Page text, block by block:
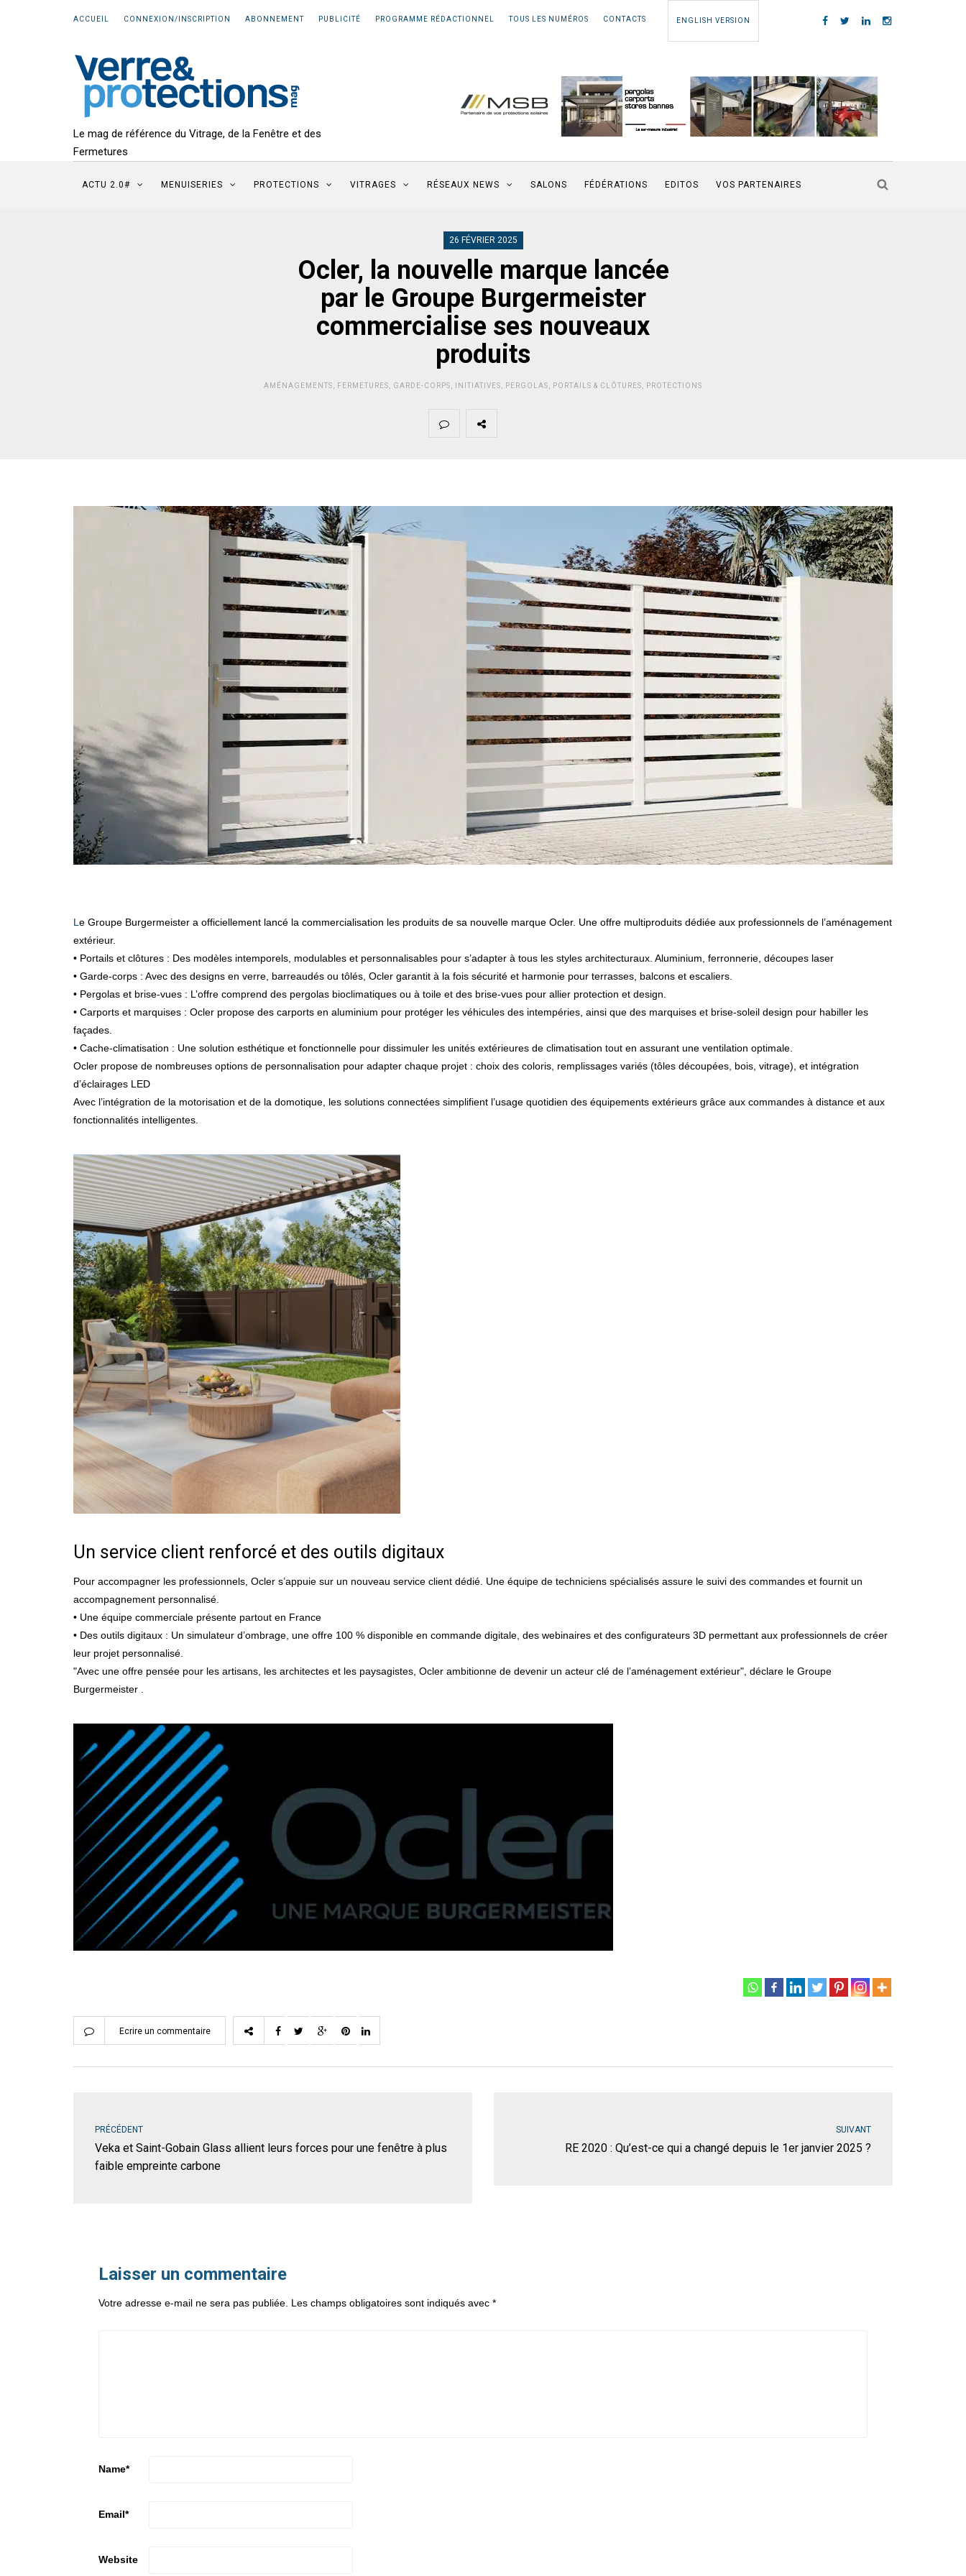
ACCUEIL CONNEXION/INSCRIPTION ABONNEMENT PUBLICITÉ PROGRAMME RÉDACTIONNEL TOUS LES NUMÉROS CONTACTS ENGLISH VERSION
Le mag de référence du Vitrage, de la Fenêtre et des
Fermetures
ACTU 2.0# MENUISERIES PROTECTIONS VITRAGES RÉSEAUX NEWS SALONS FÉDÉRATIONS EDITOS VOS PARTENAIRES
26 FÉVRIER 2025
Ocler, la nouvelle marque lancée
par le Groupe Burgermeister
commercialise ses nouveaux
produits
AMÉNAGEMENTS FERMETURES GARDE-CORPS INITIATIVES PERGOLAS PORTAILS & CLÔTURES PROTECTIONS
Le Groupe Burgermeister a officiellement lancé la commercialisation les produits de sa nouvelle marque Ocler. Une offre multiproduits dédiée aux professionnels de l’aménagement
extérieur.
• Portails et clôtures : Des modèles intemporels, modulables et personnalisables pour s’adapter à tous les styles architecturaux. Aluminium, ferronnerie, découpes laser
• Garde-corps : Avec des designs en verre, barreaudés ou tôlés, Ocler garantit à la fois sécurité et harmonie pour terrasses, balcons et escaliers.
• Pergolas et brise-vues : L’offre comprend des pergolas bioclimatiques ou à toile et des brise-vues pour allier protection et design.
• Carports et marquises : Ocler propose des carports en aluminium pour protéger les véhicules des intempéries, ainsi que des marquises et brise-soleil design pour habiller les
façades.
• Cache-climatisation : Une solution esthétique et fonctionnelle pour dissimuler les unités extérieures de climatisation tout en assurant une ventilation optimale.
Ocler propose de nombreuses options de personnalisation pour adapter chaque projet : choix des coloris, remplissages variés (tôles découpées, bois, vitrage), et intégration
d’éclairages LED
Avec l’intégration de la motorisation et de la domotique, les solutions connectées simplifient l’usage quotidien des équipements extérieurs grâce aux commandes à distance et aux
fonctionnalités intelligentes.
Un service client renforcé et des outils digitaux
Pour accompagner les professionnels, Ocler s’appuie sur un nouveau service client dédié. Une équipe de techniciens spécialisés assure le suivi des commandes et fournit un
accompagnement personnalisé.
• Une équipe commerciale présente partout en France
• Des outils digitaux : Un simulateur d’ombrage, une offre 100 % disponible en commande digitale, des webinaires et des configurateurs 3D permettant aux professionnels de créer
leur projet personnalisé.
"Avec une offre pensée pour les artisans, les architectes et les paysagistes, Ocler ambitionne de devenir un acteur clé de l’aménagement extérieur", déclare le Groupe
Burgermeister .
Ecrire un commentaire
PRÉCÉDENT
Veka et Saint-Gobain Glass allient leurs forces pour une fenêtre à plus
faible empreinte carbone
SUIVANT
RE 2020 : Qu’est-ce qui a changé depuis le 1er janvier 2025 ?
Laisser un commentaire
Votre adresse e-mail ne sera pas publiée. Les champs obligatoires sont indiqués avec *
Name*
Email*
Website